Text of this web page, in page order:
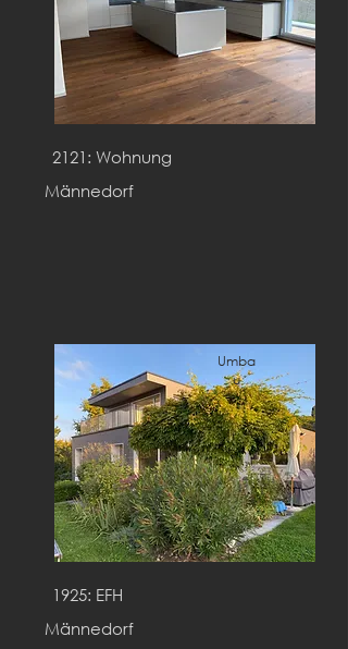
2121: Wohnung
Männedorf
Umba
u
1925: EFH
Männedorf